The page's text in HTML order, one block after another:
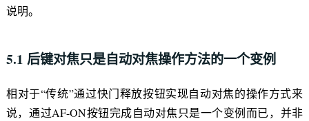
说明。
5.1 后键对焦只是自动对焦操作方法的一个变例
相对于“传统”通过快门释放按钮实现自动对焦的操作方式来
说，通过AF-ON按钮完成自动对焦只是一个变例而已，并非